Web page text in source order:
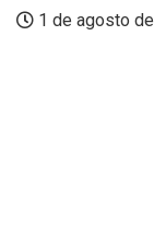
1 de agosto